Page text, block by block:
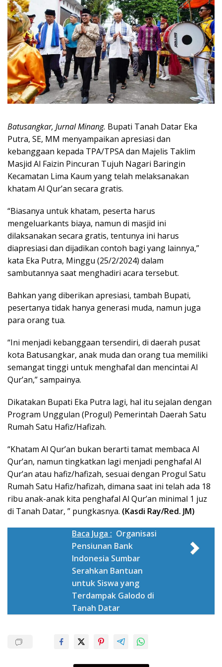
Batusangkar, Jurnal Minang. Bupati Tanah Datar Eka
Putra, SE, MM menyampaikan apresiasi dan
kebanggaan kepada TPA/TPSA dan Majelis Taklim
Masjid Al Faizin Pincuran Tujuh Nagari Baringin
Kecamatan Lima Kaum yang telah melaksanakan
khatam Al Qur’an secara gratis.
“Biasanya untuk khatam, peserta harus
mengeluarkants biaya, namun di masjid ini
dilaksanakan secara gratis, tentunya ini harus
diapresiasi dan dijadikan contoh bagi yang lainnya,”
kata Eka Putra, Minggu (25/2/2024) dalam
sambutannya saat menghadiri acara tersebut.
Bahkan yang diberikan apresiasi, tambah Bupati,
pesertanya tidak hanya generasi muda, namun juga
para orang tua.
“Ini menjadi kebanggaan tersendiri, di daerah pusat
kota Batusangkar, anak muda dan orang tua memiliki
semangat tinggi untuk menghafal dan mencintai Al
Qur’an,” sampainya.
Dikatakan Bupati Eka Putra lagi, hal itu sejalan dengan
Program Unggulan (Progul) Pemerintah Daerah Satu
Rumah Satu Hafiz/Hafizah.
“Khatam Al Qur’an bukan berarti tamat membaca Al
Qur’an, namun tingkatkan lagi menjadi penghafal Al
Qur’an atau hafiz/hafizah, sesuai dengan Progul Satu
Rumah Satu Hafiz/hafizah, dimana saat ini telah ada 18
ribu anak-anak kita penghafal Al Qur’an minimal 1 juz
di Tanah Datar, ” pungkasnya. (Kasdi Ray/Red. JM)
Baca Juga : Organisasi
Pensiunan Bank
Indonesia Sumbar
Serahkan Bantuan
untuk Siswa yang
Terdampak Galodo di
Tanah Datar